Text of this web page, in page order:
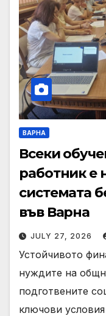
ВАРНА
Всеки
работник е
системата
във Варна
JULY 27, 2026
Устойчивото
нуждите на
подготвените
ключови